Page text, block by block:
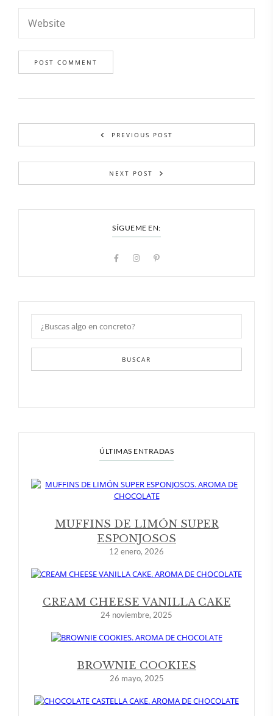
PREVIOUS POST
NEXT POST
SÍGUEME EN:
BUSCAR
ÚLTIMAS ENTRADAS
MUFFINS DE LIMÓN SUPER
ESPONJOSOS
12 enero, 2026
CREAM CHEESE VANILLA CAKE
24 noviembre, 2025
BROWNIE COOKIES
26 mayo, 2025